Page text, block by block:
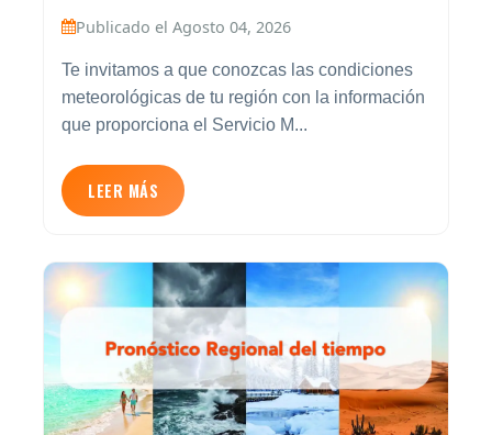
Publicado el Agosto 04, 2026
Te invitamos a que conozcas las condiciones
meteorológicas de tu región con la información
que proporciona el Servicio M...
LEER MÁS